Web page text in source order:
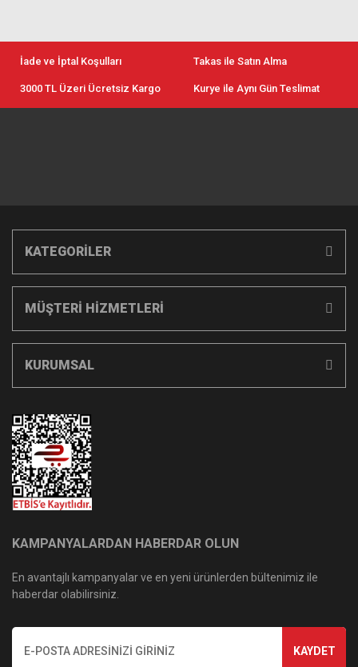
İade ve İptal Koşulları Takas ile Satın Alma
3000 TL Üzeri Ücretsiz Kargo Kurye ile Aynı Gün Teslimat
KATEGORİLER
MÜŞTERİ HİZMETLERİ
KURUMSAL
KAMPANYALARDAN HABERDAR OLUN
En avantajlı kampanyalar ve en yeni ürünlerden bültenimiz ile
haberdar olabilirsiniz.
KAYDET